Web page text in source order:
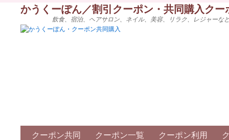
かうくーぽん／割引クーポン・共同購入ク
飲食、宿泊、ヘアサロン、ネイル、美容、リラク、レジャー
クーポン共同 クーポン一覧 クーポン利用